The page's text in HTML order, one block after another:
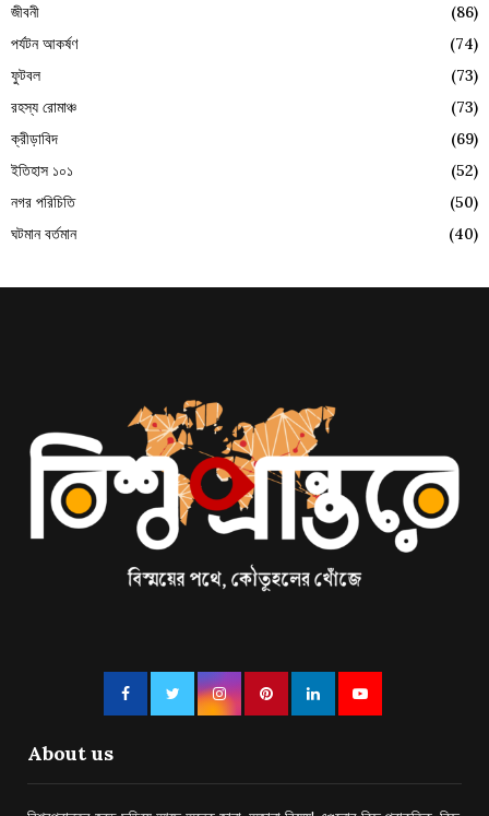
জীবনী
(86)
পর্যটন আকর্ষণ
(74)
ফুটবল
(73)
রহস্য রোমাঞ্চ
(73)
ক্রীড়াবিদ
(69)
ইতিহাস ১০১
(52)
নগর পরিচিতি
(50)
ঘটমান বর্তমান
(40)
About us